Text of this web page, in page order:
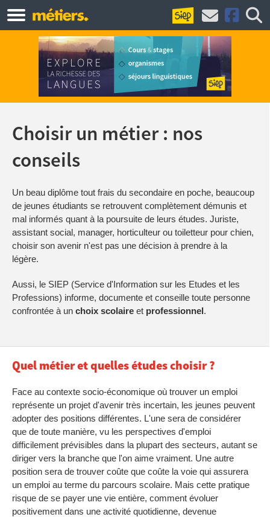
Choisir un métier : nos
conseils
Un beau diplôme tout frais du secondaire en poche, beaucoup
de jeunes étudiants se retrouvent complètement démunis et
mal informés quant à la poursuite de leurs études. Juriste,
assistant social, manager, horticulteur ou toiletteur pour chien,
choisir son avenir n'est pas une décision à prendre à la
légère.
Aussi, le SIEP (Service d'Information sur les Etudes et les
Professions) informe, documente et conseille toute personne
confrontée à un choix scolaire et professionnel.
Quel métier et quelles études choisir ?
Face au contexte socio-économique où trouver un emploi
représente un projet d'avenir très incertain, les jeunes peuvent
adopter des positions différentes. L'une sera de considérer
que de toute manière, vu les perspectives d'emploi
difficilement prévisibles dans la plupart des secteurs, autant se
diriger vers la branche que l'on aime vraiment. Une autre
position sera de trouver coûte que coûte la voie qui assurera
un emploi au terme du parcours scolaire. Mais cette pratique
risque de se payer une vie entière, comment évoluer
positivement dans une activité quotidienne, devenue